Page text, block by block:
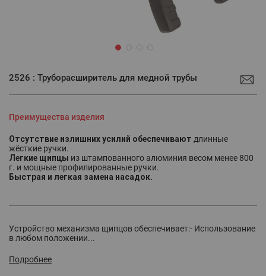
2526 : Труборасширитель для медной трубы
Преимущества изделия
Отсутствие излишних усилий обеспечивают длинные
жёсткие ручки.
Легкие щипцы из штампованного алюминия весом менее 800
г. и мощные профилированные ручки.
Быстрая и легкая замена насадок.
Устройство механизма щипцов обеспечивает:- Использование
в любом положении...
Подробнее
началу
изображений